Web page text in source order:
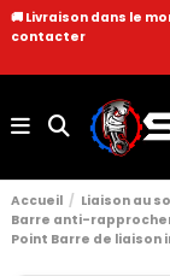
🚚 Livraison dans le
contacter
Accueil Liaison au
Barre anti-
Point Barre de liaison